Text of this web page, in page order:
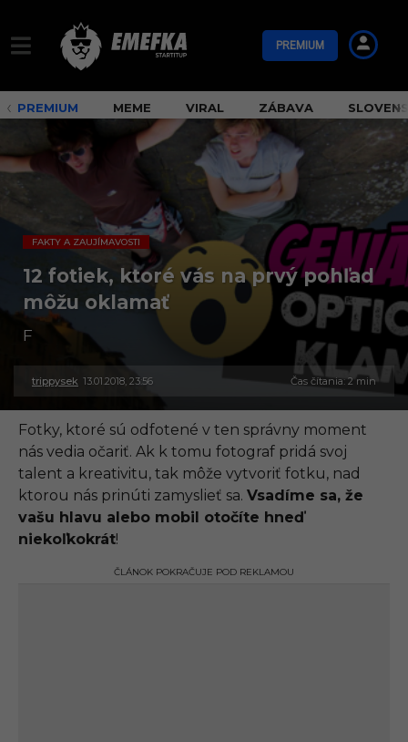
PREMIUM
PREMIUM MEME VIRAL ZÁBAVA
FAKTY A ZAUJÍMAVOSTI
12 fotiek, ktoré vás na prvý pohľad
môžu oklamať
F
trippysek 13.01.2018, 23:56
2
.
0
.
2
2
2
2
Čas čítania: 2 min
Fotky, ktoré sú odfotené v ten správny moment
nás vedia očariť. Ak k tomu fotograf pridá svoj
talent a kreativitu, tak môže vytvoriť fotku, nad
ktorou nás prinúti zamyslieť sa. Vsadíme sa, že
vašu hlavu alebo mobil otočíte hneď
niekoľkokrát!
ČLÁNOK POKRAČUJE POD REKLAMOU